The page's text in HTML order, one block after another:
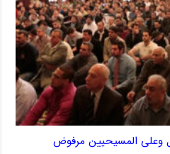
وعلى المسيحيين مرفوض